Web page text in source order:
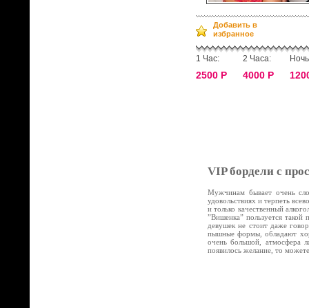
Добавить в
избранное
1 Час:
2500 Р
2 Часа:
4000 Р
VIP бордели с
Мужчинам бывает очень
удовольствиях и терпеть
и только качественный
”Вишенка” пользуется
девушек не стоит даже
пышные формы, обладают
очень большой, атмосфера
появилось желание, то